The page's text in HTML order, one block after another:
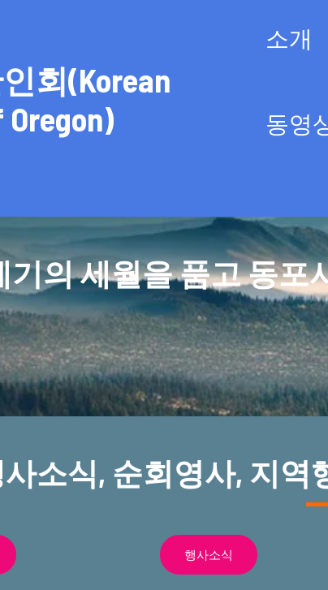
회(Korean
소개
동영
기의 세월을 품고 동포
소식, 순회영사, 지역
행사소식